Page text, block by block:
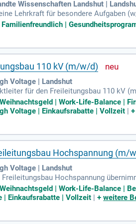
Wissenschaften Landshut |
Lehrkraft für besondere Aufgaben
als auch Teilzeitmöglichkeiten.
und quantitativen Methoden auf
Hochschulstudium in
und
|
110 kV (m/w/d)
Voltage | Landshut
für den Freileitungsbau 110 kV
und Seilzüge für
und budgetgerecht
zusammenarbeitest.
pflegst du regelmäßigen
| Work-Life-Balance |
Voltage | Einkaufsrabatte | Vollzeit |
Hochspannung (m/
Voltage | Landshut
Hochspannung
in der Steuerung der
behältst stets den Überblick über
dynamischen Teams und präge die
| Work-Life-Balance |
| Einkaufsrabatte | Vollzeit |+weitere